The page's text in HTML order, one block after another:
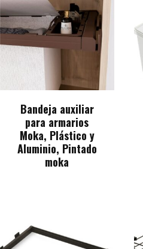
Bandeja auxiliar
para armarios
Moka, Plástico y
Aluminio, Pintado
moka